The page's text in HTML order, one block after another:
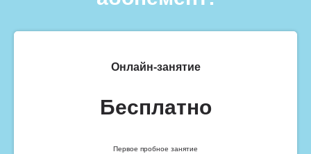
Онлайн-занятие
Бесплатно
Первое пробное занятие